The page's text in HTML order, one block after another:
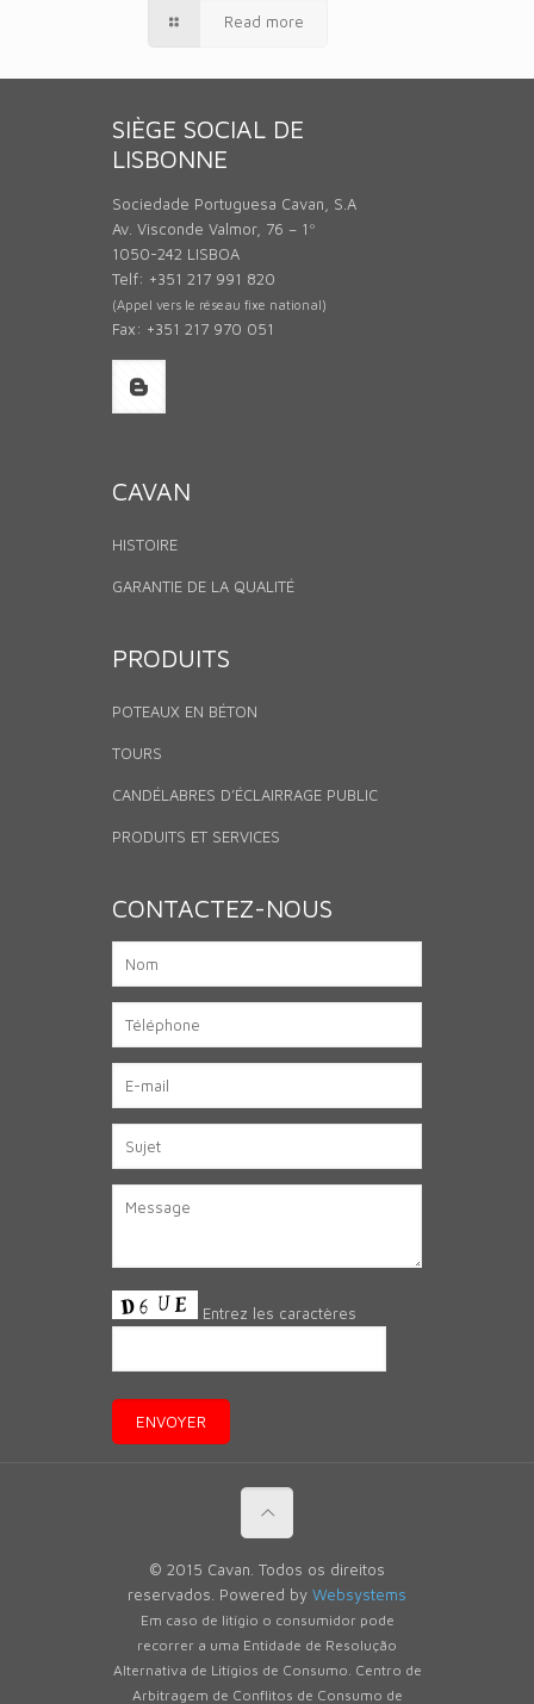
Read more
SIÈGE SOCIAL DE
LISBONNE
Sociedade Portuguesa Cavan, S.A
Av. Visconde Valmor, 76 – 1º
1050-242 LISBOA
Telf: +351 217 991 820
(Appel vers le réseau fixe national)
Fax: +351 217 970 051
CAVAN
HISTOIRE
GARANTIE DE LA QUALITÉ
PRODUITS
POTEAUX EN BÉTON
TOURS
CANDÉLABRES D’ÉCLAIRRAGE PUBLIC
PRODUITS ET SERVICES
CONTACTEZ-NOUS
Entrez les caractères
© 2015 Cavan. Todos os direitos
reservados. Powered by Websystems
Em caso de litígio o consumidor pode
recorrer a uma Entidade de Resolução
Alternativa de Litígios de Consumo. Centro de
Arbitragem de Conflitos de Consumo de